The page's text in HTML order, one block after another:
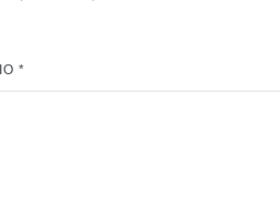
*